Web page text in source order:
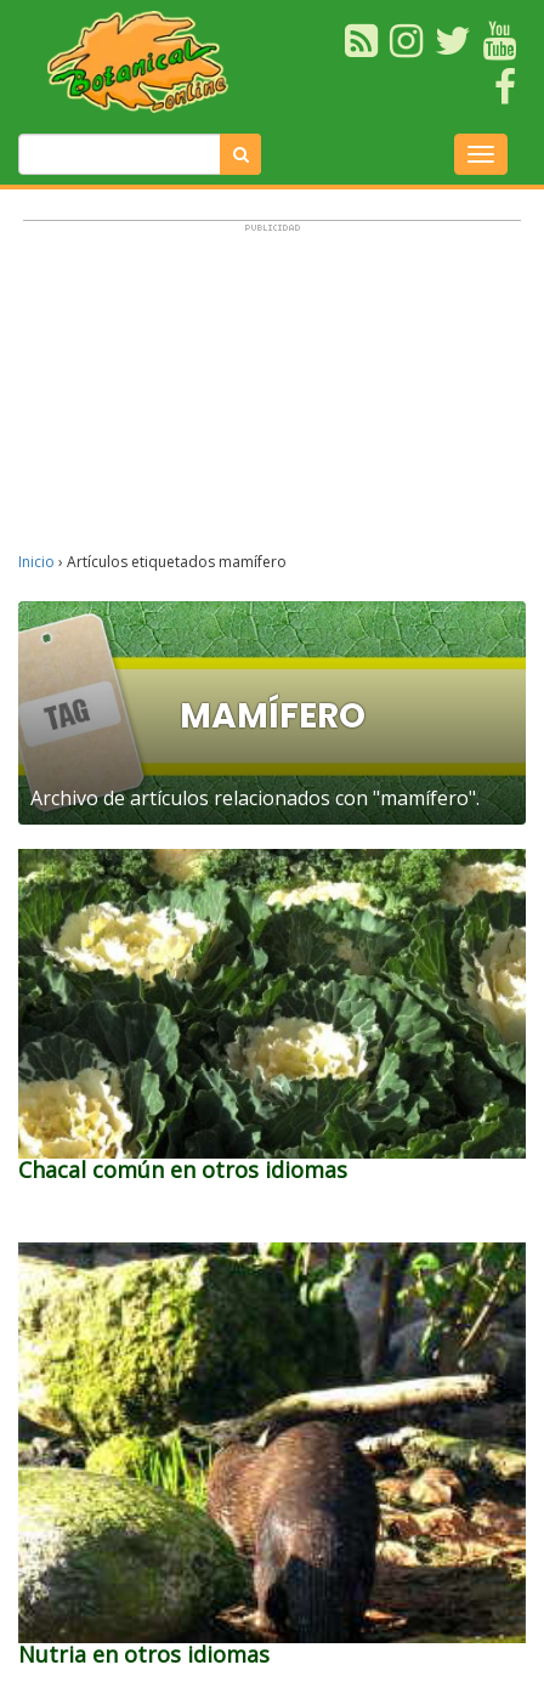
Inicio › Artículos etiquetados mamífero
MAMÍFERO
Archivo de artículos relacionados con "mamífero".
Chacal común en otros idiomas
Nutria en otros idiomas